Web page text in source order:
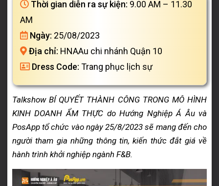
Thời gian diễn ra sự kiện: 9.00 AM – 11.30
AM
Ngày: 25/08/2023
Địa chỉ: HNAAu chi nhánh Quận 10
Dress Code: Trang phục lịch sự
Talkshow BÍ QUYẾT THÀNH CÔNG TRONG MÔ HÌNH
KINH DOANH ẨM THỰC do Hướng Nghiệp Á Âu và
PosApp tổ chức vào ngày 25/8/2023 sẽ mang đến cho
người tham gia những thông tin, kiến thức đắt giá về
hành trình khởi nghiệp ngành F&B.